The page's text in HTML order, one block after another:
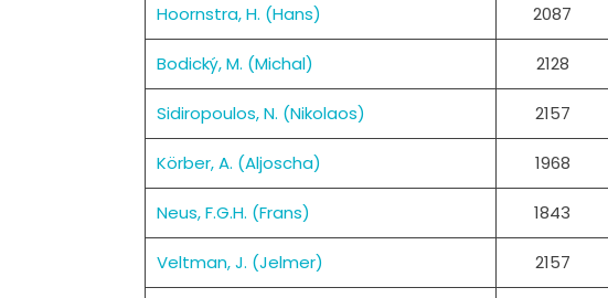
Hoornstra, H. (Hans) 2087
Bodický, M. (Michal) 2128
Sidiropoulos, N. (Nikolaos) 2157
Körber, A. (Aljoscha) 1968
Neus, F.G.H. (Frans) 1843
Veltman, J. (Jelmer) 2157